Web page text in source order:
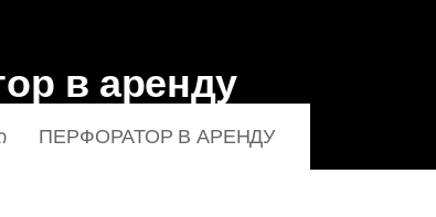
в аренду
ПЕРФОРАТОР В АРЕНДУ